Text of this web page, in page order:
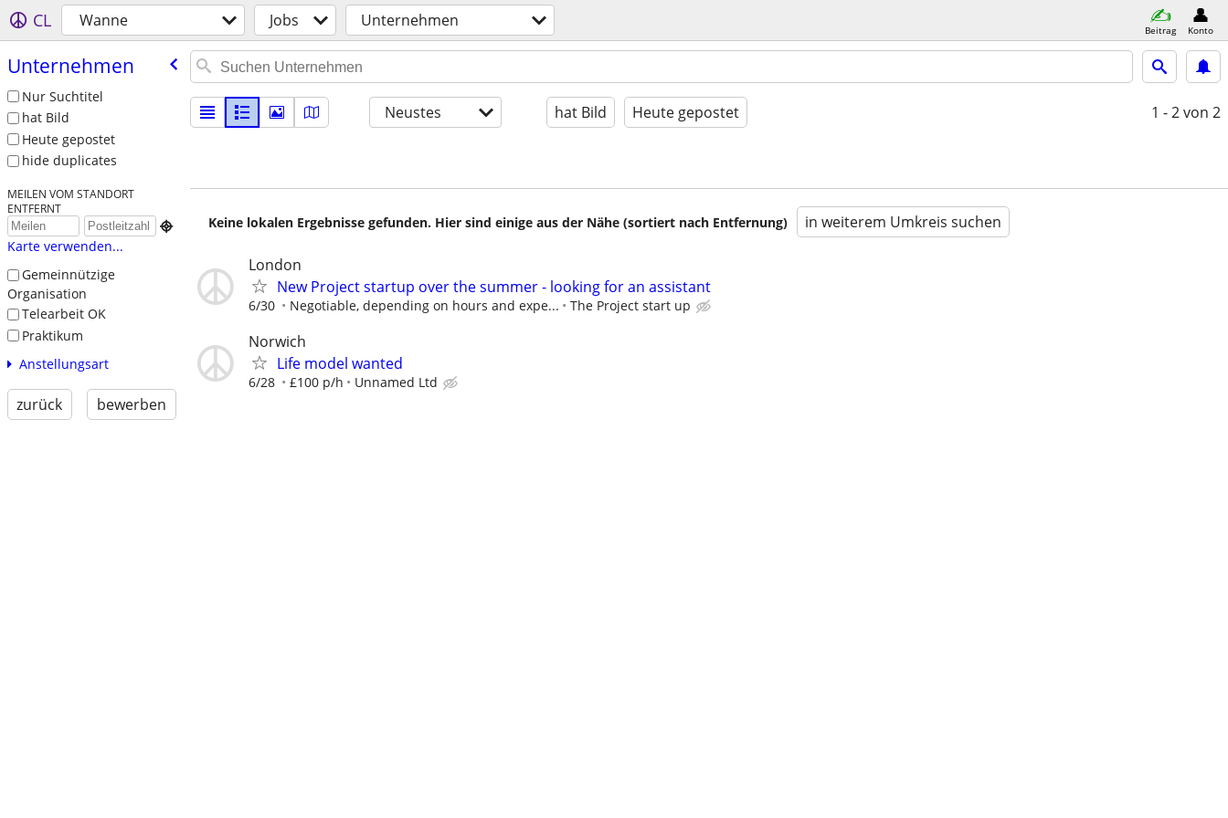
CL Wanne Jobs Unternehmen Beitrag Konto
Unternehmen
Nur Suchtitel
hat Bild
Heute gepostet
hide duplicates
MEILEN VOM STANDORT
ENTFERNT

Karte verwenden...
Gemeinnützige
Organisation
Telearbeit OK
Praktikum
Anstellungsart
zurück bewerben
Neustes hat Bild Heute gepostet 1 - 2von 2
Keine lokalen Ergebnisse gefunden. Hier sind einige aus der Nähe (sortiert nach Entfernung) in weiterem Umkreis suchen
London
New Project startup over the summer - looking for an assistant
6/30 Negotiable, depending on hours and expe... The Project start up
Norwich
Life model wanted
6/28 £100 p/h Unnamed Ltd